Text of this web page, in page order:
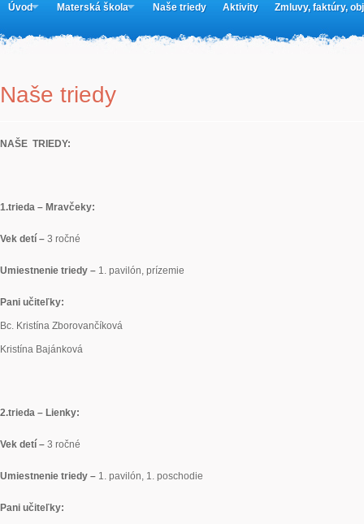
Úvod Materská škola Naše triedy Aktivity Zmluvy, faktúry,
Naše triedy
NAŠE TRIEDY:
1.trieda – Mravčeky:
Vek detí – 3 ročné
Umiestnenie triedy – 1. pavilón, prízemie
Pani učiteľky:
Bc. Kristína Zborovančíková
Kristína Bajánková
2.trieda – Lienky:
Vek detí – 3 ročné
Umiestnenie triedy – 1. pavilón, 1. poschodie
Pani učiteľky: